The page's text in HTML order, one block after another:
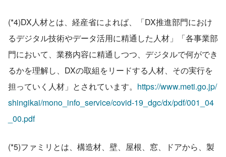
(*4)DX人材とは、経産省によれば、「DX推進部門におけ
るデジタル技術やデータ活用に精通した人材」「各事業部
門において、業務内容に精通しつつ、デジタルで何ができ
るかを理解し、DXの取組をリードする人材、その実行を
担っていく人材」とされています。 https://www.meti.go.jp/
shingikai/mono_info_service/covid-19_dgc/dx/pdf/001_04
_00.pdf
(*5)ファミリとは、構造材、壁、屋根、窓、ドアから、製